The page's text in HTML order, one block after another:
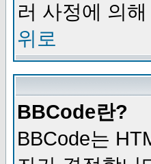
러 사정에 의
위로
BBCode란?
BBCode는